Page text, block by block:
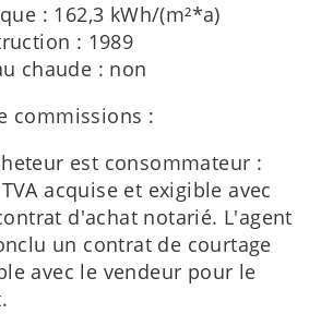
: 162,3 kWh/(m²*a)
: 1989
chaude : non
commissions :
est consommateur :
TVA acquise et exigible avec
d'achat notarié. L'agent
un contrat de courtage
avec le vendeur pour le